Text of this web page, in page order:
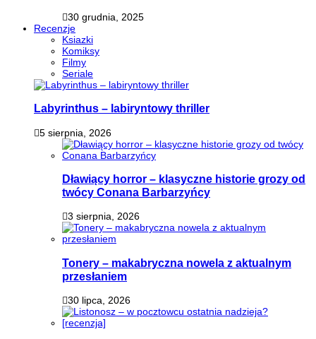
30 grudnia, 2025
Recenzje
Ksiazki
Komiksy
Filmy
Seriale
Labyrinthus – labiryntowy thriller
5 sierpnia, 2026
Dławiący horror – klasyczne historie grozy od
twócy Conana Barbarzyńcy
3 sierpnia, 2026
Tonery – makabryczna nowela z aktualnym
przesłaniem
30 lipca, 2026